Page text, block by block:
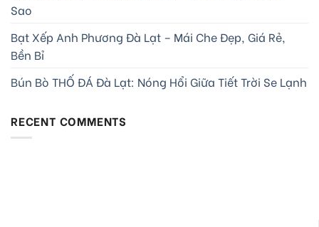
Sao
Bạt Xếp Anh Phương Đà Lạt – Mái Che Đẹp, Giá Rẻ,
Bền Bỉ
Bún Bò THỐ ĐÁ Đà Lạt: Nóng Hổi Giữa Tiết Trời Se Lạnh
RECENT COMMENTS